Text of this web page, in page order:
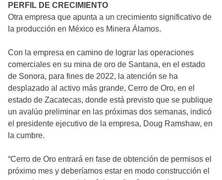
PERFIL DE CRECIMIENTO
Otra empresa que apunta a un crecimiento significativo de
la producción en México es Minera Álamos.
Con la empresa en camino de lograr las operaciones
comerciales en su mina de oro de Santana, en el estado
de Sonora, para fines de 2022, la atención se ha
desplazado al activo más grande, Cerro de Oro, en el
estado de Zacatecas, donde está previsto que se publique
un avalúo preliminar en las próximas dos semanas, indicó
el presidente ejecutivo de la empresa, Doug Ramshaw, en
la cumbre.
“Cerro de Oro entrará en fase de obtención de permisos el
próximo mes y deberíamos estar en modo construcción el